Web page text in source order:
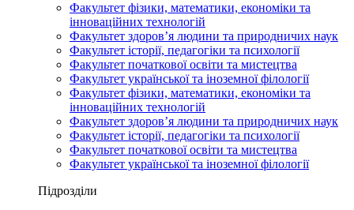
Факультет фізики, математики, економіки та
інноваційних технологій
Факультет здоров’я людини та природничих наук
Факультет історії, педагогіки та психології
Факультет початкової освіти та мистецтва
Факультет української та іноземної філології
Факультет фізики, математики, економіки та
інноваційних технологій
Факультет здоров’я людини та природничих наук
Факультет історії, педагогіки та психології
Факультет початкової освіти та мистецтва
Факультет української та іноземної філології
Підрозділи